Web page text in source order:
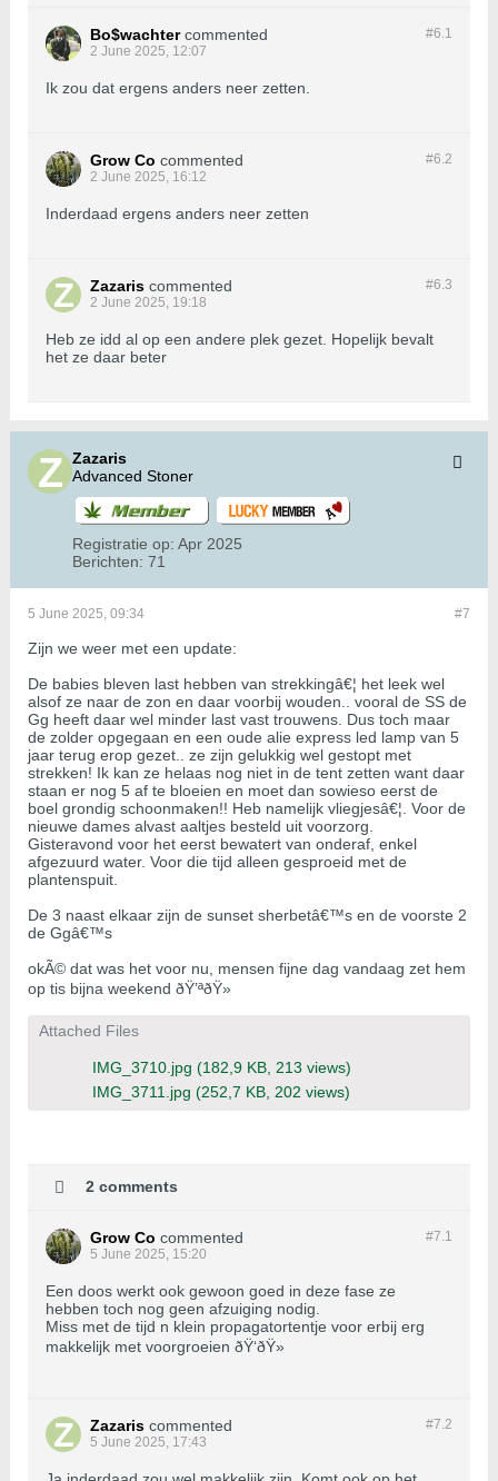
#6.1
Bo$wachter commented
2 June 2025, 12:07
Ik zou dat ergens anders neer zetten.
#6.2
Grow Co commented
2 June 2025, 16:12
Inderdaad ergens anders neer zetten
#6.3
Zazaris commented
2 June 2025, 19:18
Heb ze idd al op een andere plek gezet. Hopelijk bevalt
het ze daar beter
Zazaris
Advanced Stoner
Registratie op: Apr 2025
Berichten: 71
#7
5 June 2025, 09:34
Zijn we weer met een update:
De babies bleven last hebben van strekkingâ€¦ het leek wel
alsof ze naar de zon en daar voorbij wouden.. vooral de SS de
Gg heeft daar wel minder last vast trouwens. Dus toch maar
de zolder opgegaan en een oude alie express led lamp van 5
jaar terug erop gezet.. ze zijn gelukkig wel gestopt met
strekken! Ik kan ze helaas nog niet in de tent zetten want daar
staan er nog 5 af te bloeien en moet dan sowieso eerst de
boel grondig schoonmaken!! Heb namelijk vliegjesâ€¦. Voor de
nieuwe dames alvast aaltjes besteld uit voorzorg.
Gisteravond voor het eerst bewatert van onderaf, enkel
afgezuurd water. Voor die tijd alleen gesproeid met de
plantenspuit.
De 3 naast elkaar zijn de sunset sherbetâ€™s en de voorste 2
de Ggâ€™s
okÃ© dat was het voor nu, mensen fijne dag vandaag zet hem
op tis bijna weekend ðŸ’ªðŸ»
Attached Files
IMG_3710.jpg (182,9 KB, 213 views)
IMG_3711.jpg (252,7 KB, 202 views)
2 comments
#7.1
Grow Co commented
5 June 2025, 15:20
Een doos werkt ook gewoon goed in deze fase ze
hebben toch nog geen afzuiging nodig.
Miss met de tijd n klein propagatortentje voor erbij erg
makkelijk met voorgroeien ðŸ‘ðŸ»
#7.2
Zazaris commented
5 June 2025, 17:43